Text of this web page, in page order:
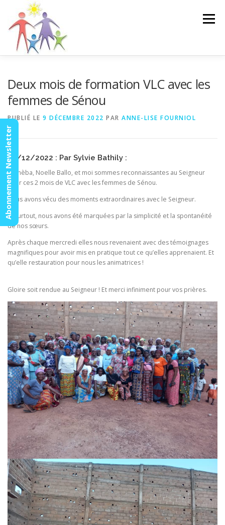
contenu
Menu
Deux mois de formation VLC avec les
femmes de Sénou
PUBLIÉ LE 9 DÉCEMBRE 2022 PAR ANNE-LISE FOURNIOL
08/12/2022 : Par Sylvie Bathily :
Djènèba, Noelle Ballo, et moi sommes reconnaissantes au Seigneur
pour ces 2 mois de VLC avec les femmes de Sénou.
Nous avons vécu des moments extraordinaires avec le Seigneur.
Et surtout, nous avons été marquées par la simplicité et la spontanéité
de nos sœurs.
Après chaque mercredi elles nous revenaient avec des témoignages
magnifiques pour avoir mis en pratique tout ce qu’elles apprenaient. Et
qu’elle restauration pour nous les animatrices !
Gloire soit rendue au Seigneur ! Et merci infiniment pour vos prières.
Abonnement Newsletter